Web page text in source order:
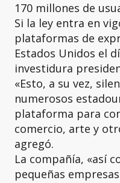
170 millones de
Si la ley entra en
plataformas de
Estados Unidos el
investidura
«Esto, a su vez,
numerosos
plataforma para
comercio, arte y
agregó.
La compañía, «así
pequeñas